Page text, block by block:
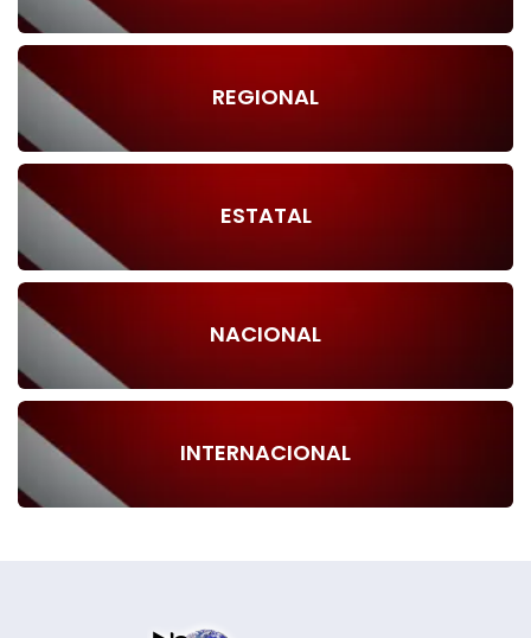
REGIONAL
ESTATAL
NACIONAL
INTERNACIONAL